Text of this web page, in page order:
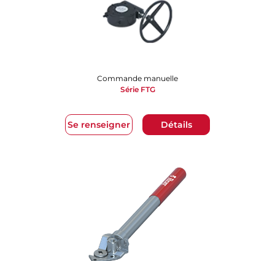
Se renseigner Détails
Commande manuelle
Série FTG